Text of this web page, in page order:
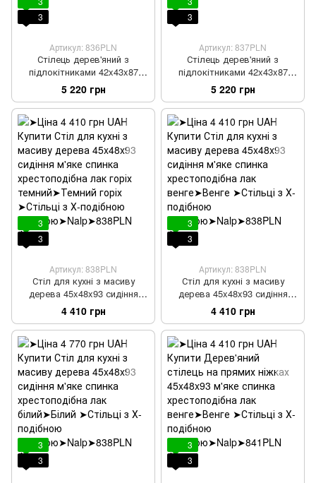
3
Артикул: 836PLN
Стілець дерев'яний з
підлокітниками 42x43x87
м'яке сидіння спинка
хрестоподібна
5 220 грн
3
Артикул: 837PLN
Стілець дерев'яний з
підлокітниками 42x43x87
м'яке сидіння спинка
хрестоподібна
5 220 грн
3
3
Артикул: 838PLN
Стіл для кухні з масиву
дерева 45x48x93 сидіння
м'яке спинка хрестоподібна
лак горіх темний
4 410 грн
3
3
Артикул: 838PLN
Стіл для кухні з масиву
дерева 45x48x93 сидіння
м'яке спинка хрестоподібна
лак венге
4 410 грн
3
3
3
3